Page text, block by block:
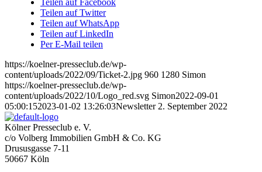
Teilen auf Facebook
Teilen auf Twitter
Teilen auf WhatsApp
Teilen auf LinkedIn
Per E-Mail teilen
https://koelner-presseclub.de/wp-
content/uploads/2022/09/Ticket-2.jpg 960 1280 Simon
https://koelner-presseclub.de/wp-
content/uploads/2022/10/Logo_red.svg Simon2022-09-01
05:00:152023-01-02 13:26:03Newsletter 2. September 2022
Kölner Presseclub e. V.
c/o Volberg Immobilien GmbH & Co. KG
Drususgasse 7-11
50667 Köln